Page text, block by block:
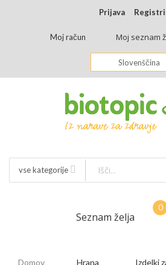
Prijava
Moj račun Moj seznam
Slovenščina
vse kategorije
Seznam želja
Domov Hrana
Izdelki